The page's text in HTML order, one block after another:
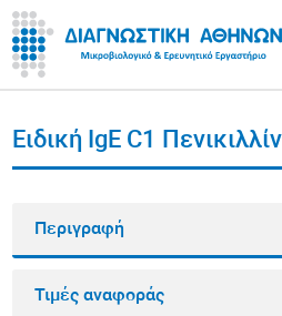
Ειδική IgE C1
Περιγραφή
Τιμές αναφοράς